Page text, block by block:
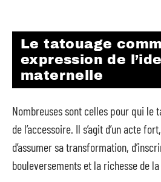
Le tatouage
expression de
maternelle
Nombreuses sont celles pour qui le
de l’accessoire. Il s’agit d’un acte
d’assumer sa transformation,
bouleversements et la richesse de